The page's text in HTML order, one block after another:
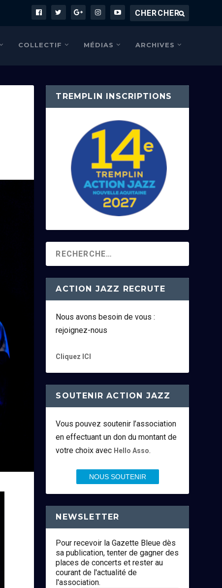
COLLECTIF MÉDIAS ARCHIVES
TREMPLIN INSCRIPTIONS
ACTION JAZZ RECRUTE
Nous avons besoin de vous :
rejoignez-nous
Cliquez ICI
SOUTENIR ACTION JAZZ
Vous pouvez soutenir l’association
en effectuant un don du montant de
votre choix avec Hello Asso.
NOUS SOUTENIR
NEWSLETTER
Pour recevoir la Gazette Bleue dès
sa publication, tenter de gagner des
places de concerts et rester au
courant de l'actualité de
l'association.